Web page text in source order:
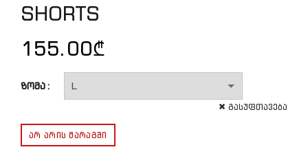
SHORTS
155.00₾
ზომა
გასუფთავება
ᲐᲠ ᲐᲠᲘᲡ ᲛᲐᲠᲐᲒᲨᲘ